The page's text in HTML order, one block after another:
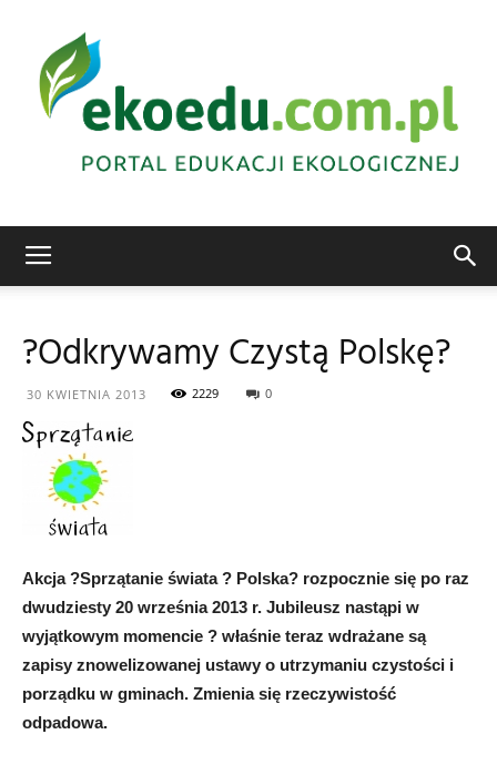
ekologiczna
?Odkrywamy Czystą Polskę?
30 KWIETNIA 2013 2229 0
Akcja ?Sprzątanie świata ? Polska? rozpocznie się po raz
dwudziesty 20 września 2013 r. Jubileusz nastąpi w
wyjątkowym momencie ? właśnie teraz wdrażane są
zapisy znowelizowanej ustawy o utrzymaniu czystości i
porządku w gminach. Zmienia się rzeczywistość
odpadowa.